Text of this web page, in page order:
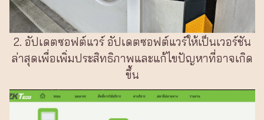
2. อัปเดตซอฟต์แวร์ อัปเดตซอฟต์แวร์ให้เป็นเวอร์ชัน
ล่าสุดเพื่อเพิ่มประสิทธิภาพและแก้ไขปัญหาที่อาจเกิด
ขึ้น